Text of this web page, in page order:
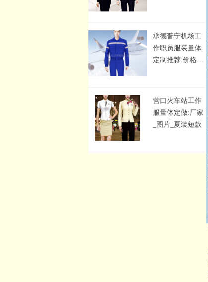
承德普宁机场工
作职员服装量体
定制推荐:价格_
营口火车站工作
服量体定做:厂家
_图片_夏装短款